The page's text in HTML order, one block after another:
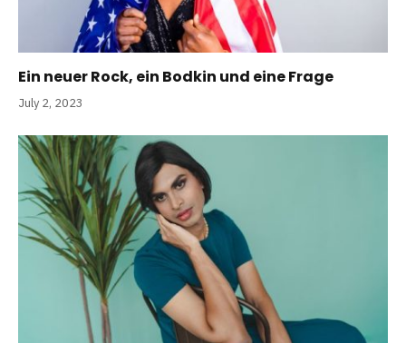
Ein neuer Rock, ein Bodkin und eine Frage
July 2, 2023